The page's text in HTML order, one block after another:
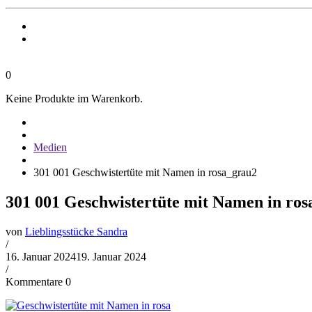
0
Keine Produkte im Warenkorb.
Medien
301 001 Geschwistertüte mit Namen in rosa_grau2
301 001 Geschwistertüte mit Namen in
von Lieblingsstücke Sandra
/
16. Januar 202419. Januar 2024
/
Kommentare 0